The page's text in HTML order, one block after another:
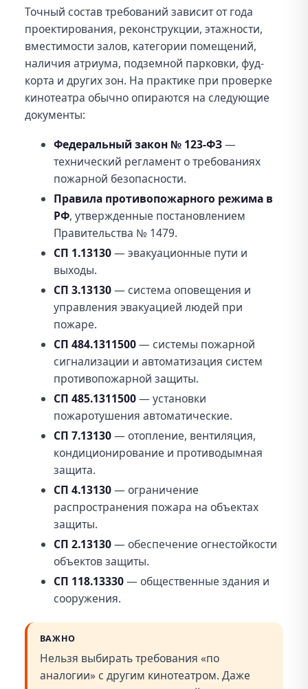
Точный состав требований зависит от года
проектирования, реконструкции, этажности,
вместимости залов, категории помещений,
наличия атриума, подземной парковки, фуд-
корта и других зон. На практике при проверке
кинотеатра обычно опираются на следующие
документы:
Федеральный закон № 123-ФЗ—
технический регламент о требованиях
пожарной безопасности.
Правила противопожарного режима в
РФ, утвержденные постановлением
Правительства № 1479.
СП 1.13130— эвакуационные пути и
выходы.
СП 3.13130— система оповещения и
управления эвакуацией людей при
пожаре.
СП 484.1311500— системы пожарной
сигнализации и автоматизация систем
противопожарной защиты.
СП 485.1311500— установки
пожаротушения автоматические.
СП 7.13130— отопление, вентиляция,
кондиционирование и противодымная
защита.
СП 4.13130— ограничение
распространения пожара на объектах
защиты.
СП 2.13130— обеспечение огнестойкости
объектов защиты.
СП 118.13330— общественные здания и
сооружения.
ВАЖНО
Нельзя выбирать требования «по
аналогии» с другим кинотеатром. Даже